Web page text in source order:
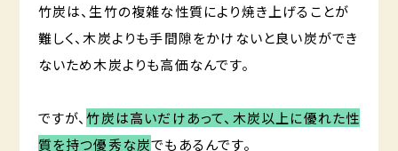
竹炭は、生竹の複雑な性質により焼き上げることが
難しく、木炭よりも手間隙をかけないと良い炭ができ
ないため木炭よりも高価なんです。
ですが、竹炭は高いだけあって、木炭以上に優れた性
質を持つ優秀な炭でもあるんです。